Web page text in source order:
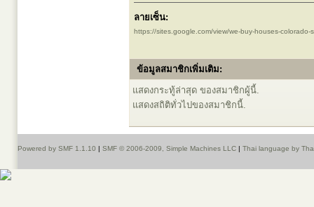
ลายเซ็น:
https://sites.google.com/view/we-buy-houses-colorado-
ข้อมูลสมาชิกเพิ่มเติม:
แสดงกระทู้ล่าสุด ของสมาชิกผู้นี้.
แสดงสถิติทั่วไปของสมาชิกนี้.
Powered by SMF 1.1.10 | SMF © 2006-2009, Simple Machines LLC | Thai language by